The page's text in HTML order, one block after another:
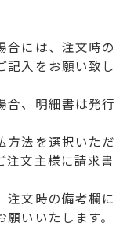
合には、注文時の
記入をお願い致し
合、明細書は発行
方法を選択いただ
注文主様に請求書
注文時の備考欄に
いいたします。